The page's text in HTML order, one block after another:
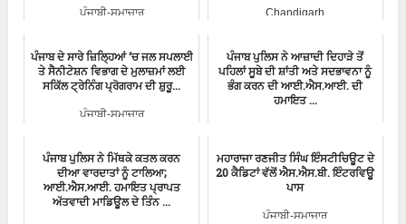
ਪੰਜਾਬੀ-ਸਮਾਚਾਰ Chandigarh
ਪੰਜਾਬ ਦੇ ਸਾਰੇ ਜ਼ਿਲ੍ਹਿਆਂ ‘ਚ ਜਲ ਸਪਲਾਈ
ਤੇ ਸੈਨੀਟੇਸ਼ਨ ਵਿਭਾਗ ਦੇ ਮੁਲਾਜ਼ਮਾਂ ਲਈ
ਸਕਿੱਲ ਟ੍ਰੇਨਿੰਗ ਪ੍ਰੋਗਰਾਮ ਦੀ ਸ਼ੁਰੂ...
ਪੰਜਾਬੀ-ਸਮਾਚਾਰ
ਪੰਜਾਬ ਪੁਲਿਸ ਨੇ ਆਜ਼ਾਦੀ ਦਿਹਾੜੇ ਤੋਂ
ਪਹਿਲਾਂ ਸੂਬੇ ਦੀ ਸ਼ਾਂਤੀ ਅਤੇ ਸਦਭਾਵਨਾ ਨੂੰ
ਭੰਗ ਕਰਨ ਦੀ ਆਈ.ਐਸ.ਆਈ. ਦੀ
ਹਮਾਇਤ ...
ਪੰਜਾਬ ਪੁਲਿਸ ਨੇ ਮਿੱਥਕੇ ਕਤਲ ਕਰਨ
ਦੀਆ ਵਾਰਦਾਤਾਂ ਨੂੰ ਟਾਲਿਆ;
ਆਈ.ਐਸ.ਆਈ. ਹਮਾਇਤ ਪ੍ਰਾਪਤ
ਅੱਤਵਾਦੀ ਮਾਡਿਊਲ ਦੇ ਤਿੰਨ ...
ਮਹਾਰਾਜਾ ਰਣਜੀਤ ਸਿੰਘ ਇੰਸਟੀਚਿਊਟ ਦੇ
20 ਕੈਡਿਟਾਂ ਵੱਲੋਂ ਐਸ.ਐਸ.ਬੀ. ਇੰਟਰਵਿਊ
ਪਾਸ
ਪੰਜਾਬੀ-ਸਮਾਚਾਰ